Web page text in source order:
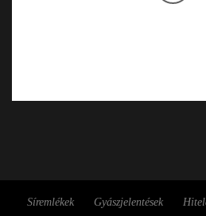
Síremlékek Gyászjelentések